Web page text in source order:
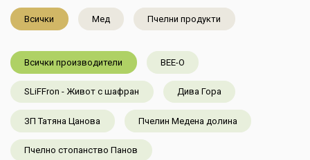
НОВИ ПРОДУКТИ
ПРОИЗВОДИТЕЛИ
КАМПАНИИ
АКЦИИ
Всички Мед Пчелни продукти
Всички производители BEE-O
SLiFFron - Живот с шафран Дива Гора
ЗП Татяна Цанова Пчелин Медена долина
Пчелно стопанство Панов